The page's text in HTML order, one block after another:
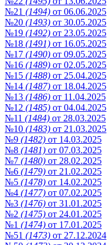
№21 (1494) от 06.06.2025
№20 (1493) от 30.05.2025
№19 (1492) от 23.05.2025
№18 (1491) от 16.05.2025
№17 (1490) от 09.05.2025
№16 (1489) от 02.05.2025
№15 (1488) от 25.04.2025
№14 (1487) от 18.04.2025
№13 (1486) от 11.04.2025
№12 (1485) от 04.04.2025
№11 (1484) от 28.03.2025
№10 (1483) от 21.03.2025
№9 (1482) от 14.03.2025
№8 (1481) от 07.03.2025
№7 (1480) от 28.02.2025
№6 (1479) от 21.02.2025
№5 (1478) от 14.02.2025
№4 (1477) от 07.02.2025
№3 (1476) от 31.01.2025
№2 (1475) от 24.01.2025
№1 (1474) от 17.01.2025
№51 (1473) от 27.12.2024